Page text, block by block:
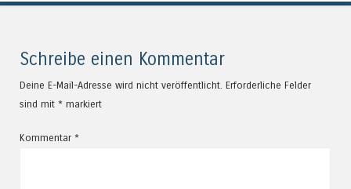
Schreibe einen Kommentar
Deine E-Mail-Adresse wird nicht veröffentlicht. Erforderliche Felder
sind mit * markiert
Kommentar *